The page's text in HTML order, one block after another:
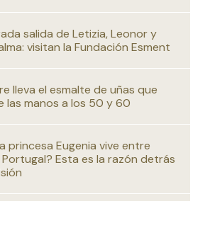
salida de Letizia, Leonor y
visitan la Fundación Esment
lleva el esmalte de uñas que
las manos a los 50 y 60
princesa Eugenia vive entre
Esta es la razón detrás